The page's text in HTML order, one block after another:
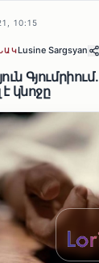
10:15
Lusine Sargsyan
Գյումրիում.
կնոջը